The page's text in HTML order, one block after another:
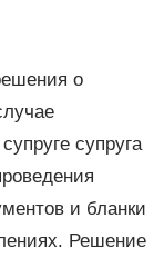
о
супруга
и бланки
Решение